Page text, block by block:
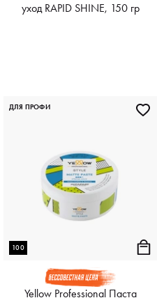
уход RAPID SHINE, 150 гр
100
Yellow Professional Паста
ДЛЯ ПРОФИ